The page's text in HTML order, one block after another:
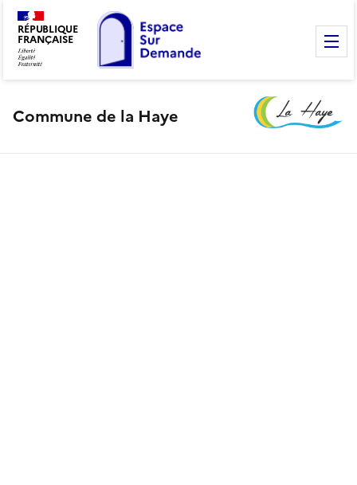
RÉPUBLIQUE
FRANÇAISE
Commune de la Haye